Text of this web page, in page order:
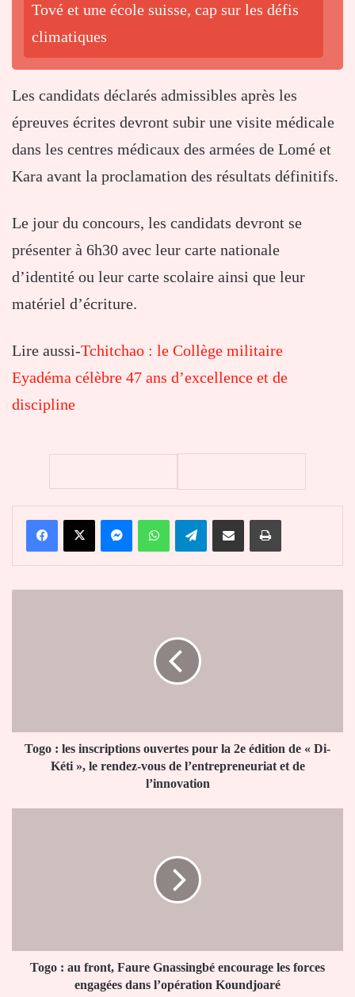
Tové et une école suisse, cap sur les défis
climatiques
Les candidats déclarés admissibles après les
épreuves écrites devront subir une visite médicale
dans les centres médicaux des armées de Lomé et
Kara avant la proclamation des résultats définitifs.
Le jour du concours, les candidats devront se
présenter à 6h30 avec leur carte nationale
d’identité ou leur carte scolaire ainsi que leur
matériel d’écriture.
Lire aussi-Tchitchao : le Collège militaire
Eyadéma célèbre 47 ans d’excellence et de
discipline
FacebookX MessengerWhatsAppTelegramPartager par email Imprimer
édition
Togo : les inscriptions ouvertes pour la 2e édition de « Di-
Kéti », le rendez-vous de l’entrepreneuriat et de
l’innovation
forces
engagées
Togo : au front, Faure Gnassingbé encourage les forces
engagées dans l’opération Koundjoaré